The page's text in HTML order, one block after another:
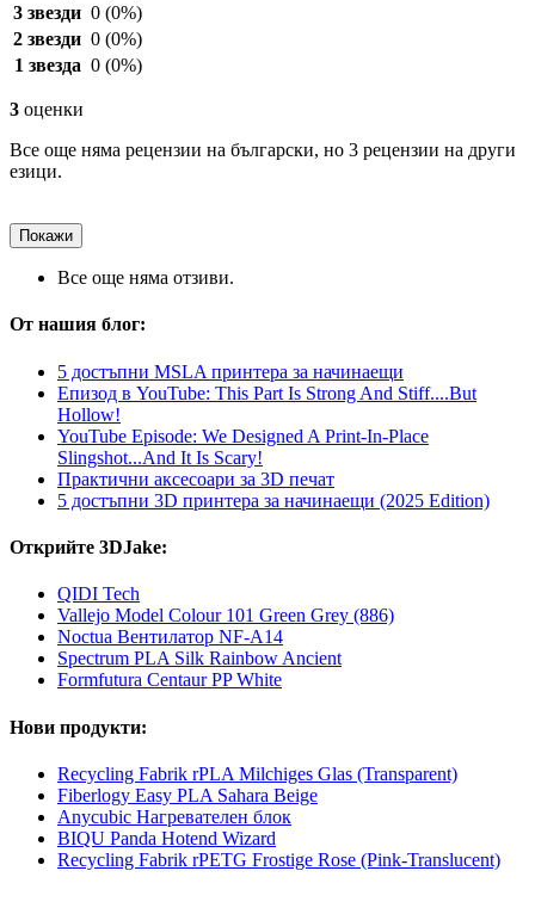
3 звезди 0 (0%)
2 звезди 0 (0%)
1 звезда 0 (0%)
3 оценки
Все още няма рецензии на български, но 3 рецензии на други
езици.
Покажи
Все още няма отзиви.
От нашия блог:
5 достъпни MSLA принтера за начинаещи
Епизод в YouTube: This Part Is Strong And Stiff....But
Hollow!
YouTube Episode: We Designed A Print-In-Place
Slingshot...And It Is Scary!
Практични аксесоари за 3D печат
5 достъпни 3D принтера за начинаещи (2025 Edition)
Открийте 3DJake:
QIDI Tech
Vallejo Model Colour 101 Green Grey (886)
Noctua Вентилатор NF-A14
Spectrum PLA Silk Rainbow Ancient
Formfutura Centaur PP White
Нови продукти:
Recycling Fabrik rPLA Milchiges Glas (Transparent)
Fiberlogy Easy PLA Sahara Beige
Anycubic Нагревателен блок
BIQU Panda Hotend Wizard
Recycling Fabrik rPETG Frostige Rose (Pink-Translucent)